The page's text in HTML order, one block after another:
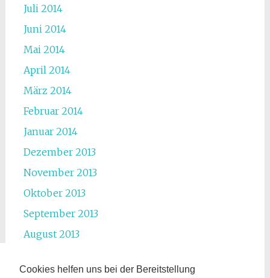
Cookies helfen uns bei der Bereitstellung
Juli 2014
Juni 2014
Mai 2014
April 2014
März 2014
Februar 2014
Januar 2014
Dezember 2013
November 2013
Oktober 2013
September 2013
August 2013
Juni 2013